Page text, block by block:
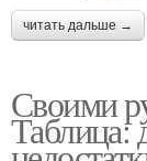
читать дальше →
Своими
Таблица: